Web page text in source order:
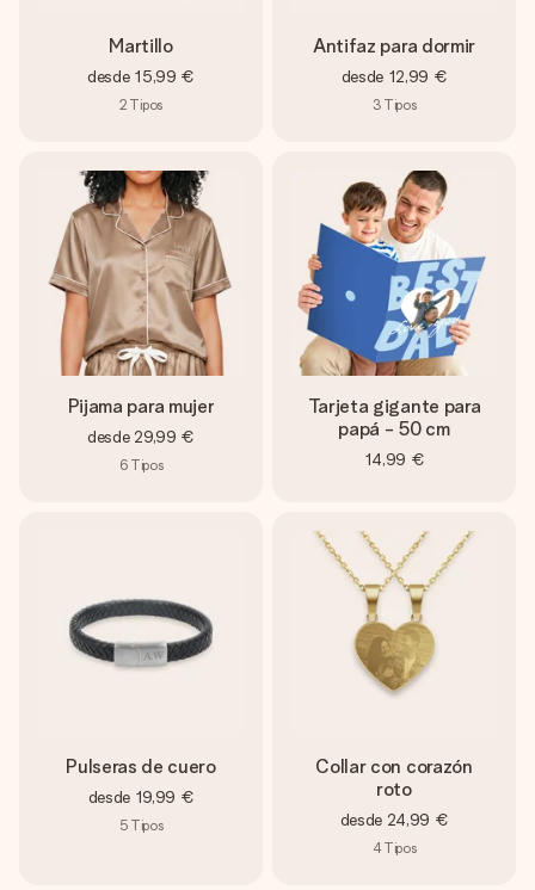
Martillo
desde 15,99 €
2 Tipos
Antifaz para dormir
desde 12,99 €
3 Tipos
Pijama para mujer
desde 29,99 €
6 Tipos
Tarjeta gigante para
papá - 50 cm
14,99 €
Pulseras de cuero
desde 19,99 €
5 Tipos
Collar con corazón
roto
desde 24,99 €
4Tipos